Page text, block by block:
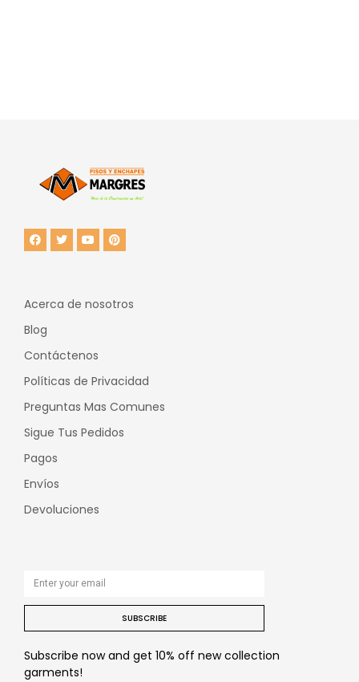
Acerca de nosotros
Blog
Contáctenos
Políticas de Privacidad
Preguntas Mas Comunes
Sigue Tus Pedidos
Pagos
Envíos
Devoluciones
SUBSCRIBE
Subscribe now and get 10% off new collection
garments!